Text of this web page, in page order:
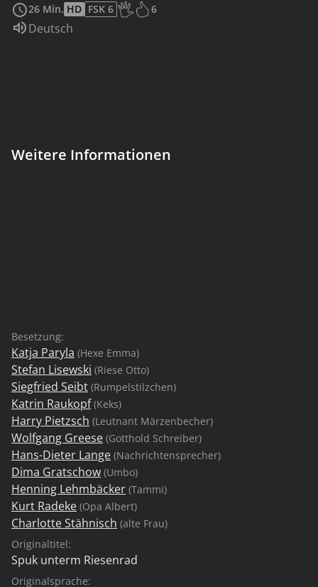
26 Min. HD FSK 6 6
Altersempfehlung: Ab 6 Jahren
Sprache:
Deutsch
Weitere Informationen
Besetzung:
Katja Paryla (Hexe Emma)
Stefan Lisewski (Riese Otto)
Siegfried Seibt (Rumpelstilzchen)
Katrin Raukopf(Keks)
Harry Pietzsch (Leutnant Märzenbecher)
Wolfgang Greese (Gotthold Schreiber)
Hans-Dieter Lange (Nachrichtensprecher)
Dima Gratschow (Umbo)
Henning Lehmbäcker (Tammi)
Kurt Radeke (Opa Albert)
Charlotte Stähnisch (alte Frau)
Originaltitel:
Spuk unterm Riesenrad
Originalsprache: